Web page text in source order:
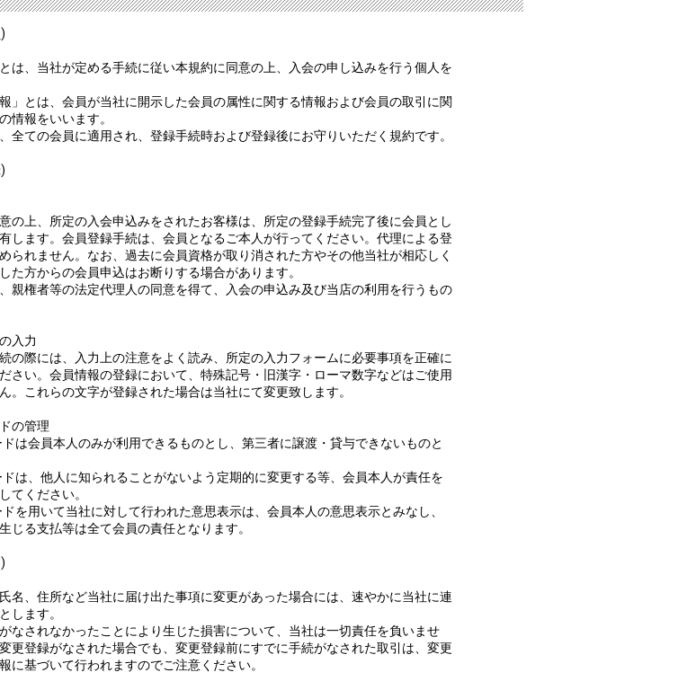
は、当社が定める手続に従い本規約に同意の上、入会の申し込みを行う個人を
」とは、会員が当社に開示した会員の属性に関する情報および会員の取引に関
情報をいいます。
全ての会員に適用され、登録手続時および登録後にお守りいただく規約です。
の上、所定の入会申込みをされたお客様は、所定の登録手続完了後に会員とし
します。会員登録手続は、会員となるご本人が行ってください。代理による登
られません。なお、過去に会員資格が取り消された方やその他当社が相応しく
た方からの会員申込はお断りする場合があります。
親権者等の法定代理人の同意を得て、入会の申込み及び当店の利用を行うもの
入力
の際には、入力上の注意をよく読み、所定の入力フォームに必要事項を正確に
さい。会員情報の登録において、特殊記号・旧漢字・ローマ数字などはご使用
。これらの文字が登録された場合は当社にて変更致します。
の管理
は会員本人のみが利用できるものとし、第三者に譲渡・貸与できないものと
は、他人に知られることがないよう定期的に変更する等、会員本人が責任を
てください。
を用いて当社に対して行われた意思表示は、会員本人の意思表示とみなし、
じる支払等は全て会員の責任となります。
名、住所など当社に届け出た事項に変更があった場合には、速やかに当社に連
します。
なされなかったことにより生じた損害について、当社は一切責任を負いませ
更登録がなされた場合でも、変更登録前にすでに手続がなされた取引は、変更
に基づいて行われますのでご注意ください。